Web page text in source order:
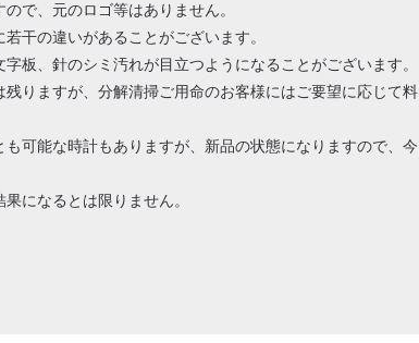
で、元のロゴ等はありません。
干の違いがあることがございます。
板、針のシミ汚れが目立つようになることがございます。
りますが、分解清掃ご用命のお客様にはご要望に応じて料
可能な時計もありますが、新品の状態になりますので、今
になるとは限りません。